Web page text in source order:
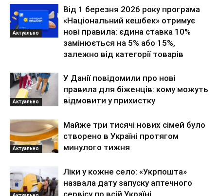
Актуально
Від 1 березня 2026 року програма
«Національний кешбек» отримує
нові правила: єдина ставка 10%
замінюється на 5% або 15%,
залежно від категорії товарів
Актуально
У Данії повідомили про нові
правила для біженців: кому можуть
відмовити у прихистку
Актуально
Майже три тисячі нових сімей було
створено в Україні протягом
минулого тижня
Ліки у кожне село: «Укрпошта»
назвала дату запуску аптечного